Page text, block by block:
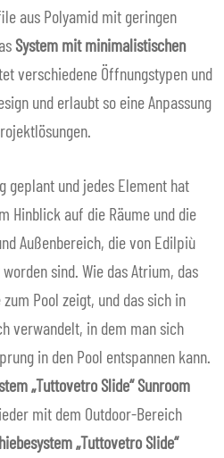
aus Polyamid mit geringen
System mit minimalistischen
verschiedene Öffnungstypen und
und erlaubt so eine Anpassung
geplant und jedes Element hat
Hinblick auf die Räume und die
Außenbereich, die von Edilpiù
sind. Wie das Atrium, das
Pool zeigt, und das sich in
verwandelt, in dem man sich
in den Pool entspannen kann.
„Tuttovetro Slide“ Sunroom
mit dem Outdoor-Bereich
„Tuttovetro Slide“